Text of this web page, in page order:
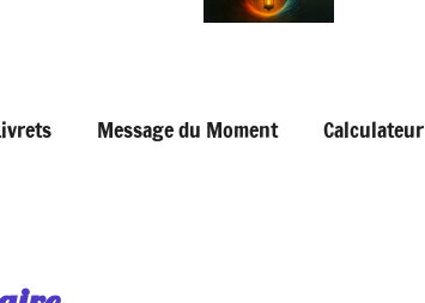
Message du Moment Calculateur